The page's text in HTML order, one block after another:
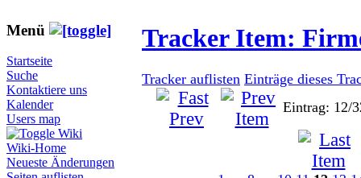
Menü
Startseite
Suche
Kontaktiere uns
Kalender
Users map
Wiki
Wiki-Home
Neueste Änderungen
Tracker Item:
Tracker auflisten Einträge dieses
Eintrag: 12/